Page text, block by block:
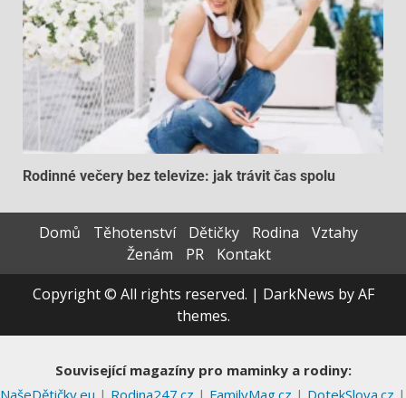
Rodinné večery bez televize: jak trávit čas spolu
Domů Těhotenství Dětičky Rodina
Vztahy
Ženám
PR
Kontakt
Copyright © All rights reserved. | DarkNews by AF
themes.
Související magazíny pro maminky a rodiny: